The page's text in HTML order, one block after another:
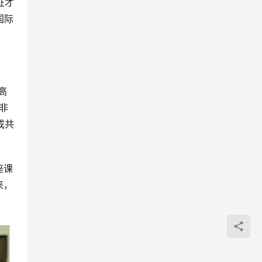
才
际
共
课